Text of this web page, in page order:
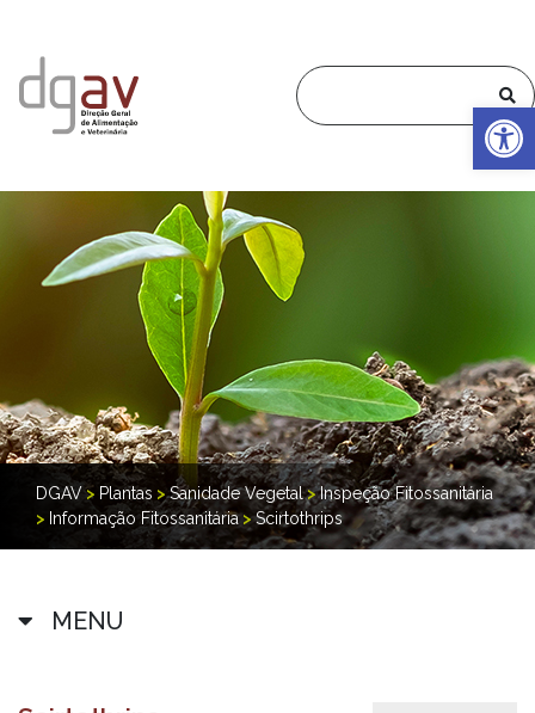
DGAV> Plantas >Sanidade Vegetal>Inspeção Fitossanitária
> Informação Fitossanitária>Scirtothrips
MENU